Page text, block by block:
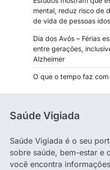
mental, reduz risco de
de vida de pessoas
Dia dos Avós – Férias
entre gerações,
Alzheimer
O que o tempo faz
Saúde Vigiada
Saúde Vigiada é o seu
sobre saúde, bem-estar e
você encontra